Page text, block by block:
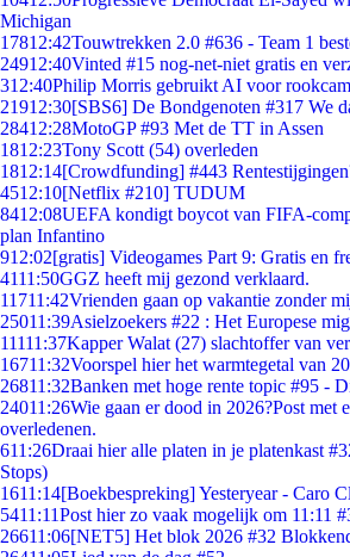
Michigan
17812:42Touwtrekken 2.0 #636 - Team 1
24912:40Vinted #15 nog-net-niet gratis en
312:40Philip Morris gebruikt AI voor
21912:30[SBS6] De Bondgenoten #317 We
28412:28MotoGP #93 Met de TT in Assen
1812:23Tony Scott (54) overleden
1812:14[Crowdfunding] #443
4512:10[Netflix #210] TUDUM
8412:08UEFA kondigt boycot van FIFA-
plan Infantino
912:02[gratis] Videogames Part 9: Gratis en
4111:50GGZ heeft mij gezond verklaard.
11711:42Vrienden gaan op vakantie zonder
25011:39Asielzoekers #22 : Het Europese
11111:37Kapper Walat (27) slachtoffer van
16711:32Voorspel hier het warmtegetal van
26811:32Banken met hoge rente topic #95 -
24011:26Wie gaan er dood in 2026?Post met
overledenen.
611:26Draai hier alle platen in je platenkast
Stops)
1611:14[Boekbespreking] Yesteryear - Caro
5411:11Post hier zo vaak mogelijk om 11:11
26611:06[NET5] Het blok 2026 #32